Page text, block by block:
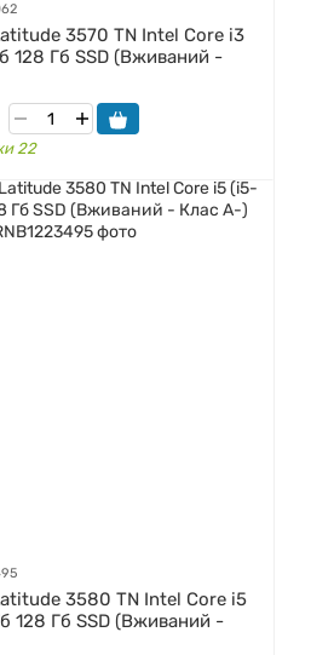
3570 TN Intel Core i3
128 Гб SSD (Вживаний -
22
3580 TN Intel Core i5
128 Гб SSD (Вживаний -